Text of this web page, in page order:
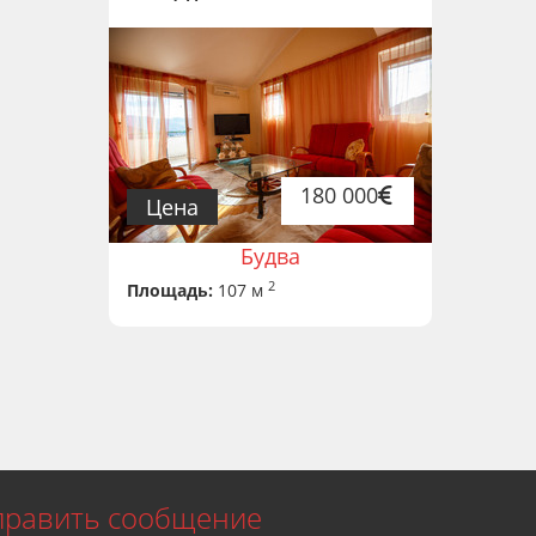
180 000
Цена
Будва
Площадь: 107 м 2
сообщение